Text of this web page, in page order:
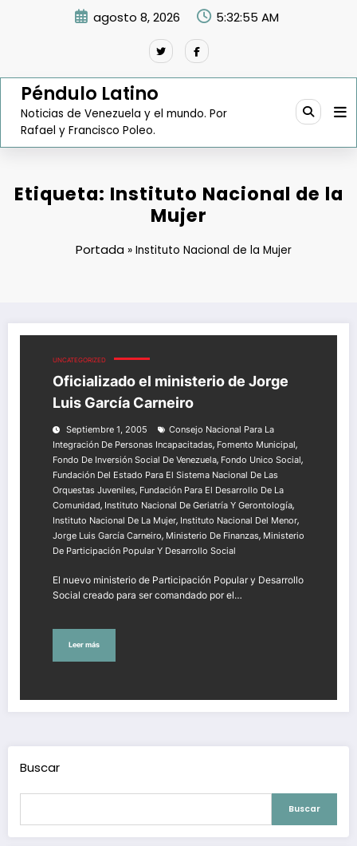
agosto 8, 2026 5:32:56 AM
Péndulo Latino
Noticias de Venezuela y el mundo. Por
Rafael y Francisco Poleo.
Etiqueta: Instituto Nacional de la
Mujer
Portada »Instituto Nacional de la Mujer
UNCATEGORIZED
Oficializado el ministerio de Jorge
Luis García Carneiro
Septiembre 1, 2005
Consejo Nacional Para La
Integración De Personas Incapacitadas, Fomento Municipal,
Fondo De Inversión Social De Venezuela, Fondo Unico Social,
Fundación Del Estado Para El Sistema Nacional De Las
Orquestas Juveniles, Fundación Para El Desarrollo De La
Comunidad, Instituto Nacional De Geriatría Y Gerontología,
Instituto Nacional De La Mujer, Instituto Nacional Del Menor,
Jorge Luis García Carneiro, Ministerio De Finanzas, Ministerio
De Participación Popular Y Desarrollo Social
El nuevo ministerio de Participación Popular y Desarrollo
Social creado para ser comandado por el…
Leer más
Buscar
Buscar